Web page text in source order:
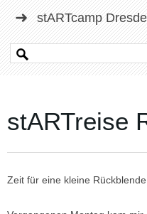
stARTcamp
stARTreise
Zeit für eine kleine Rückblende.